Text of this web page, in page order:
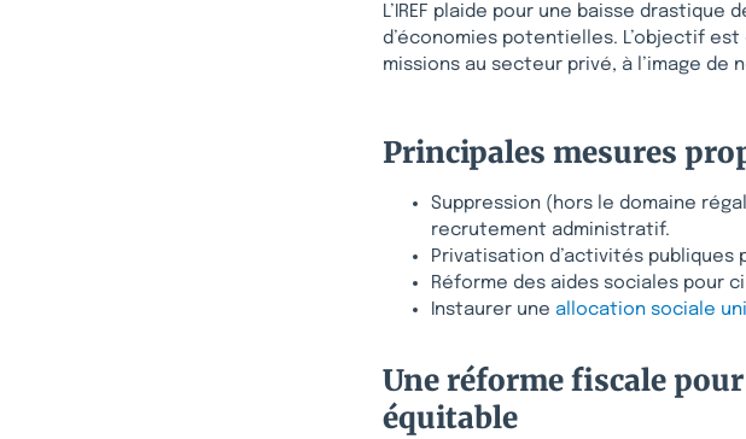
L’IREF plaide pour une baisse
d’économies potentielles. L’objectif
missions au secteur privé, à l’image
Principales mesures
Suppression (hors le domaine
recrutement administratif.
Privatisation d’activités
Réforme des aides sociales pour
Instaurer une allocation sociale
Une réforme fiscale
équitable